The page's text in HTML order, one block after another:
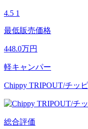
4.5 1
最低販売価格
448.0万円
軽キャンパー
Chippy TRIPOUT/チッ
総合評価